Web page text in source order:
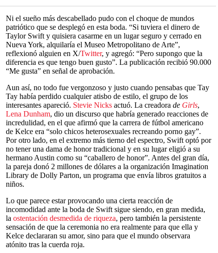
Ni el sueño más descabellado pudo con el choque de mundos
patriótico que se desplegó en esta boda. “Si tuviera el dinero de
Taylor Swift y quisiera casarme en un lugar seguro y cerrado en
Nueva York, alquilaría el Museo Metropolitano de Arte”,
reflexionó alguien en X/Twitter, y agregó: “Pero supongo que la
diferencia es que tengo buen gusto”. La publicación recibió 90.000
“Me gusta” en señal de aprobación.
Aun así, no todo fue vergonzoso y justo cuando pensabas que Tay
Tay había perdido cualquier atisbo de estilo, el grupo de los
interesantes apareció. Stevie Nicks actuó. La creadora de Girls,
Lena Dunham, dio un discurso que habría generado reacciones de
incredulidad, en el que afirmó que la carrera de fútbol americano
de Kelce era “solo chicos heterosexuales recreando porno gay”.
Por otro lado, en el extremo más tierno del espectro, Swift optó por
no tener una dama de honor tradicional y en su lugar eligió a su
hermano Austin como su “caballero de honor”. Antes del gran día,
la pareja donó 2 millones de dólares a la organización Imagination
Library de Dolly Parton, un programa que envía libros gratuitos a
niños.
Lo que parece estar provocando una cierta reacción de
incomodidad ante la boda de Swift sigue siendo, en gran medida,
la ostentación desmedida de riqueza, pero también la persistente
sensación de que la ceremonia no era realmente para que ella y
Kelce declararan su amor, sino para que el mundo observara
atónito tras la cuerda roja.